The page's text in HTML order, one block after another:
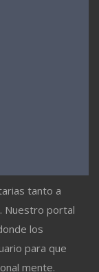
tanto a
Nuestro portal
los
para que
mente.